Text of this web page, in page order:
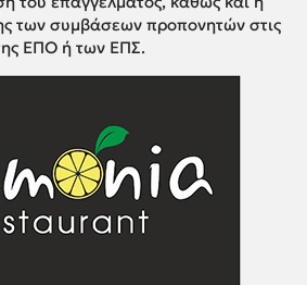
των συμβάσεων προπονητών στις
ΕΠΟ ή των ΕΠΣ.